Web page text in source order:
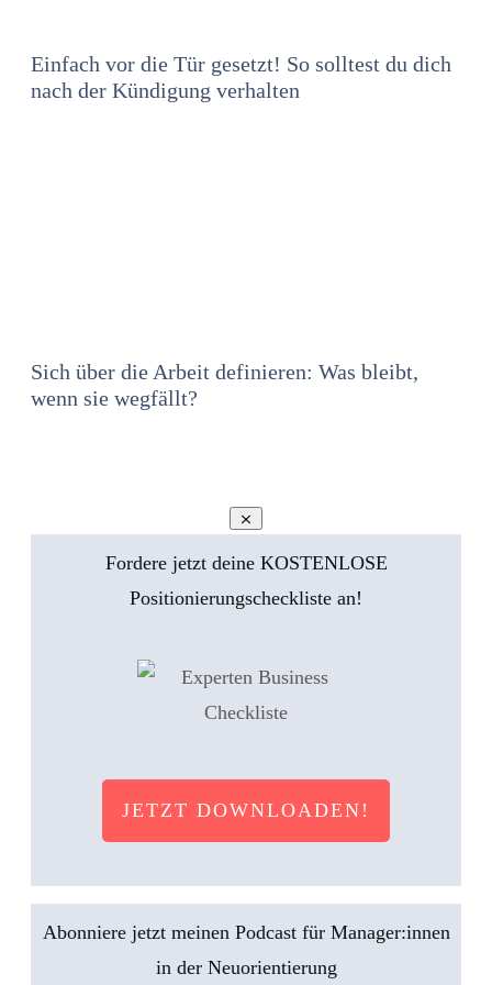
Einfach vor die Tür gesetzt! So solltest du dich
nach der Kündigung verhalten
Sich über die Arbeit definieren: Was bleibt,
wenn sie wegfällt?
Fordere jetzt deine KOSTENLOSE
Positionierungscheckliste an!
JETZT DOWNLOADEN!
Abonniere jetzt meinen Podcast für Manager:innen
in der Neuorientierung